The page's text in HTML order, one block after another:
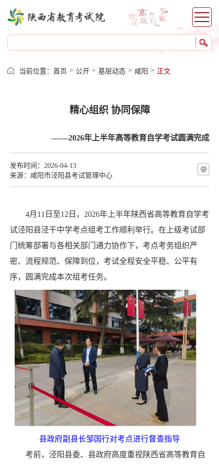
当前位置： 首页 > 公开 > 基层动态 > 咸阳 > 正文
精心组织 协同保障
-------2026年上半年高等教育自学考试圆满完成
发布时间：2026-04-13
来源：咸阳市泾阳县考试管理中心
4月 11 日至12 日， 2026年上半年陕西省高等教育自学考
试泾阳县泾干中学考点组考工作顺利举行。在上级考试部
门 统筹部署与各相关部门通力协作下，考点考务组织严
密、流程规范、保障到位，考试全程安全平稳、公平有
序，圆满完成本次组考任务。
县政府副县长邹国行对考点进行督查指导
考前，泾阳县委、县政府高度重视陕西省高等教育自